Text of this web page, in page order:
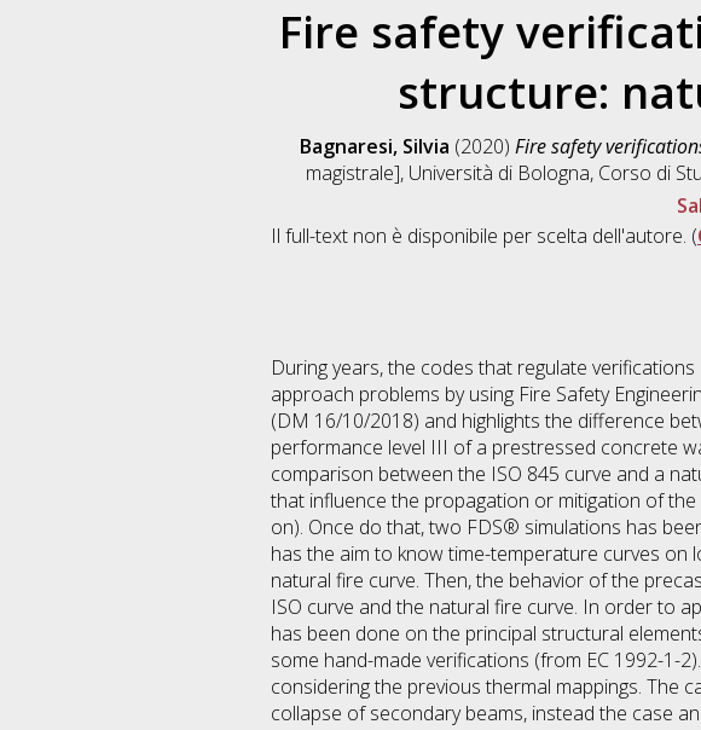
Fire safety
structure:
Bagnaresi, Silvia (2020) Fire safety
magistrale], Università di Bologna, Corso di
Il full-text non è disponibile per scelta dell'autore. (
During years, the codes that regulate
approach problems by using Fire Safety
(DM 16/10/2018) and highlights the difference
performance level III of a prestressed concrete
comparison between the ISO 845 curve and a
that influence the propagation or mitigation of the
on). Once do that, two FDS® simulations has
has the aim to know time-temperature curves
natural fire curve. Then, the behavior of the
ISO curve and the natural fire curve. In order to
has been done on the principal structural
some hand-made verifications (from EC 1992-1-
considering the previous thermal mappings. The
collapse of secondary beams, instead the case